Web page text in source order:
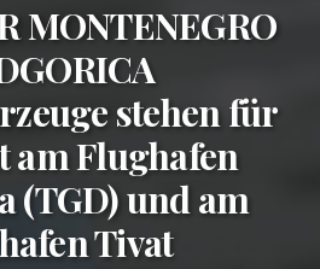
MONTENEGRO
stehen für
amFlughafen
(TGD)und am
Tivat